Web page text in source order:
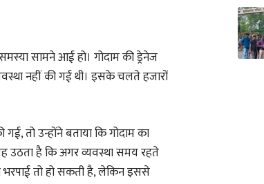
सामने आई हो। गोदाम की ड्रेनेज
नहीं की गई थी। इसके चलते हजारों
तो उन्होंने बताया कि गोदाम का
उठता है कि अगर व्यवस्था समय रहते
भरपाई तो हो सकती है, लेकिन इससे